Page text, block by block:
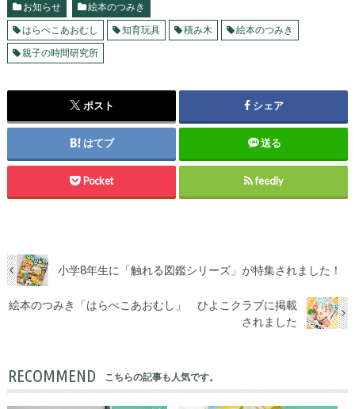
お知らせ
絵本のつみき
はらぺこあおむし
知育玩具 積み木
絵本のつみき
親子の時間研究所
ポスト シェア
はてブ 送る
Pocket feedly
小学8年生に「触れる図鑑シリーズ」が特集されました！
絵本のつみき「はらぺこあおむし」 ひよこクラブに掲載
されました
RECOMMEND こちらの記事も人気です。